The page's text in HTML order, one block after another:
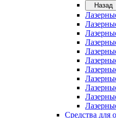
Назад
Средства